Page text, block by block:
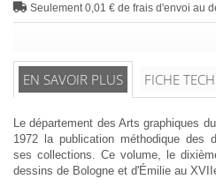
Seulement 0,01 € de frais d'envoi au
EN SAVOIR PLUS FICHE
Le département des Arts graphiques
1972 la publication méthodique des
ses collections. Ce volume, le
dessins de Bologne et d'Émilie au